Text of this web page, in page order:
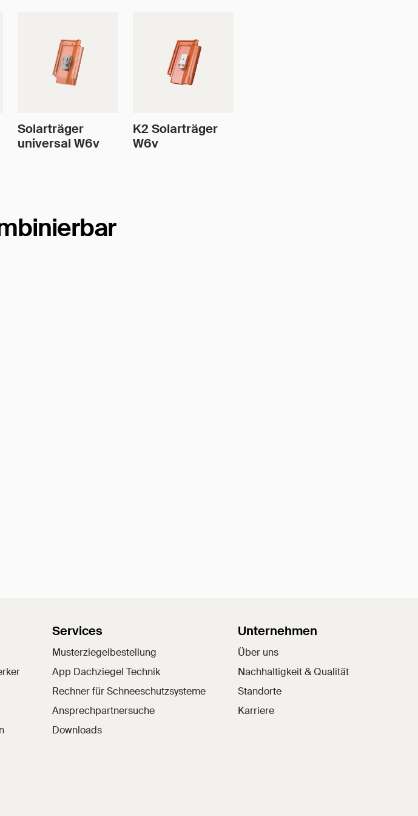
Solarträger
universal W6v
K2 Solarträger
W6v
Services
Musterziegelbestellung
App Dachziegel Technik
Rechner für Schneeschutzsysteme
Ansprechpartnersuche
Downloads
Unternehmen
Über uns
Nachhaltigkeit & Qualität
Standorte
Karriere